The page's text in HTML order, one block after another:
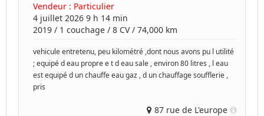
Vendeur : Particulier
4 juillet 2026 9 h 14 min
2019 / 1 couchage / 8 CV / 74,000 km
vehicule entretenu, peu kilométré ,dont nous avons pu l utilité
; equipé d eau propre e t d eau sale , environ 80 litres , l eau
est equipé d un chauffe eau gaz , d un chauffage soufflerie ,
pris
87 rue de L'europe